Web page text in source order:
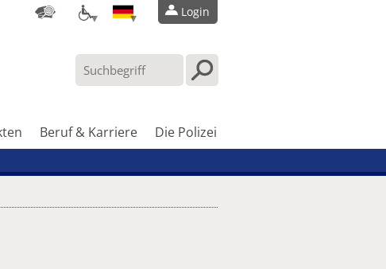
Login
Beruf & Karriere Die Polizei